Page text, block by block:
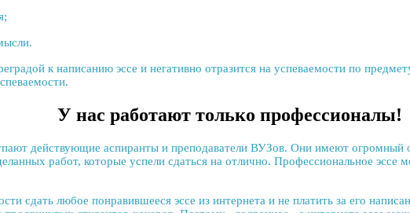
к написанию эссе и негативно отразится на успеваемости по
У нас работают только профессионалы!
действующие аспиранты и преподаватели ВУЗов. Они имеют огромный
работ, которые успели сдаться на отлично. Профессиональное эссе
любое понравившееся эссе из интернета и не платить за его